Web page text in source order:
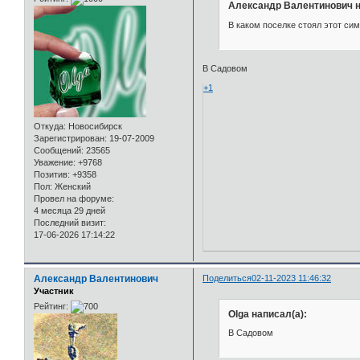
Откуда: Новосибирск
Зарегистрирован: 19-07-2009
Сообщений: 23565
Уважение: +9768
Позитив: +9358
Пол: Женский
Провел на форуме:
4 месяца 29 дней
Последний визит:
17-06-2026 17:14:22
Александр Валентинович
В каком поселке стоял этот
В Садовом
+1
Поделиться02-11-2023 11:46:32
Александр Валентинович
Участник
Рейтинг:
Olga написал(а):
В Садовом